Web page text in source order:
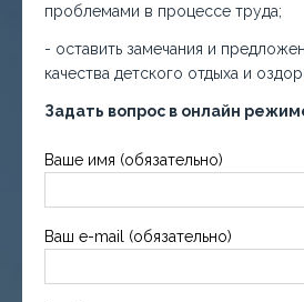
проблемами в процессе труда;
- оставить замечания и
качества детского отдыха и
Задать вопрос в онлайн
Ваше имя (обязательно)
Ваш e-mail (обязательно)